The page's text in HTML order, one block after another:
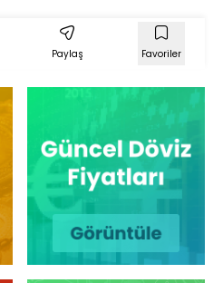
Paylaş Favoriler